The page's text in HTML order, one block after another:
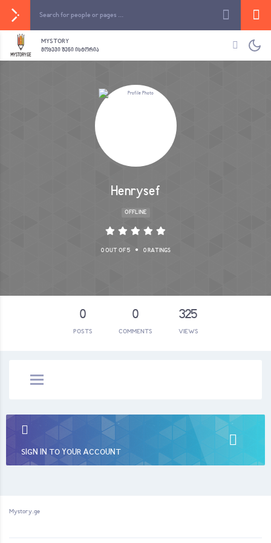
MYSTORY
ᲛᲝᲧᲔᲕᲘ ᲨᲔᲜᲘ ᲘᲡᲢᲝᲠᲘᲐ
Henrysef
OFFLINE
0 OUT OF 5 • 0 RATINGS
0
POSTS
0
COMMENTS
325
VIEWS
SIGN IN TO YOUR ACCOUNT
Mystory.ge